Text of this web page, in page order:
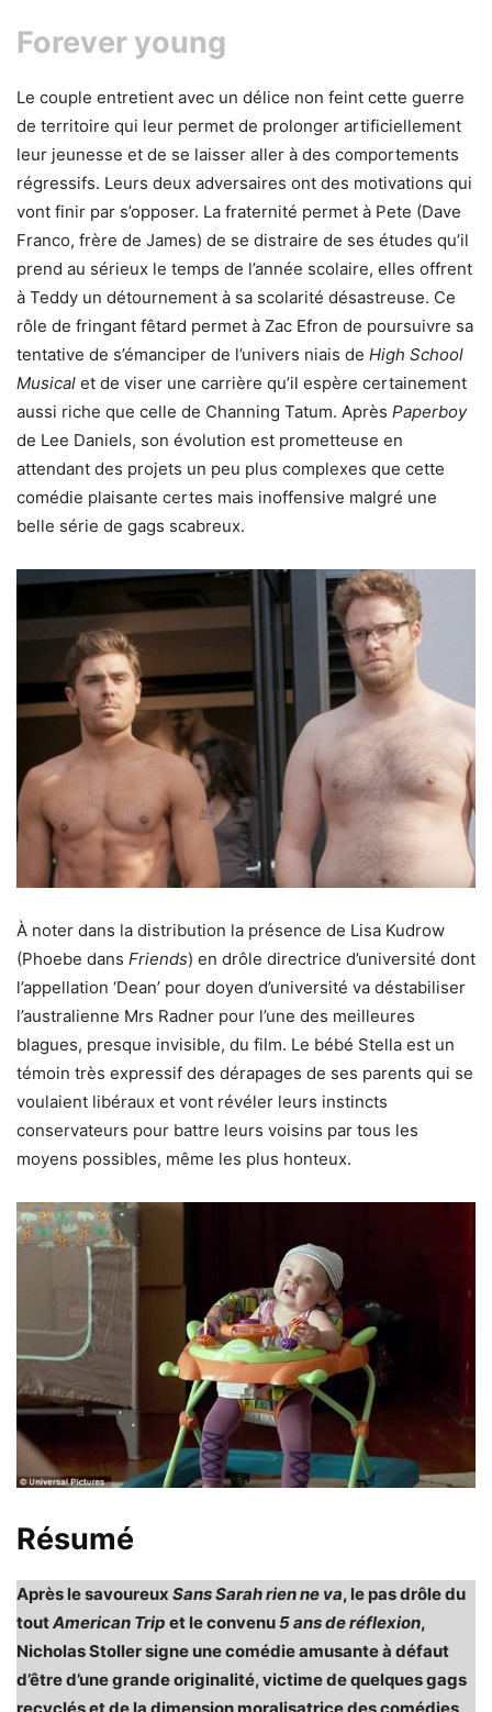
Forever young
Le couple entretient avec un délice non feint cette guerre
de territoire qui leur permet de prolonger artificiellement
leur jeunesse et de se laisser aller à des comportements
régressifs. Leurs deux adversaires ont des motivations qui
vont finir par s’opposer. La fraternité permet à Pete (Dave
Franco, frère de James) de se distraire de ses études qu’il
prend au sérieux le temps de l’année scolaire, elles offrent
à Teddy un détournement à sa scolarité désastreuse. Ce
rôle de fringant fêtard permet à Zac Efron de poursuivre sa
tentative de s’émanciper de l’univers niais de High School
Musical et de viser une carrière qu’il espère certainement
aussi riche que celle de Channing Tatum. Après Paperboy
de Lee Daniels, son évolution est prometteuse en
attendant des projets un peu plus complexes que cette
comédie plaisante certes mais inoffensive malgré une
belle série de gags scabreux.
À noter dans la distribution la présence de Lisa Kudrow
(Phoebe dans Friends) en drôle directrice d’université dont
l’appellation ‘Dean’ pour doyen d’université va déstabiliser
l’australienne Mrs Radner pour l’une des meilleures
blagues, presque invisible, du film. Le bébé Stella est un
témoin très expressif des dérapages de ses parents qui se
voulaient libéraux et vont révéler leurs instincts
conservateurs pour battre leurs voisins par tous les
moyens possibles, même les plus honteux.
Résumé
Après le savoureux Sans Sarah rien ne va, le pas drôle du
toutAmerican Trip et le convenu5 ans de réflexion,
Nicholas Stoller signe une comédie amusante à défaut
d’être d’une grande originalité, victime de quelques gags